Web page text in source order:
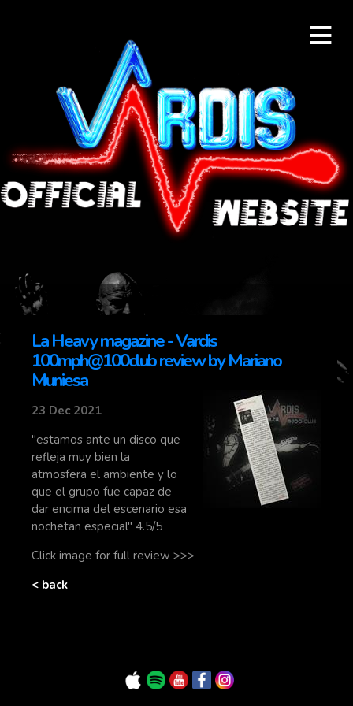
≡
La Heavy magazine - Vardis
100mph@100club review by Mariano
Muniesa
23 Dec 2021
"estamos ante un disco que
refleja muy bien la
atmosfera el ambiente y lo
que el grupo fue capaz de
dar encima del escenario esa
nochetan especial" 4.5/5
Click image for full review >>>
< back